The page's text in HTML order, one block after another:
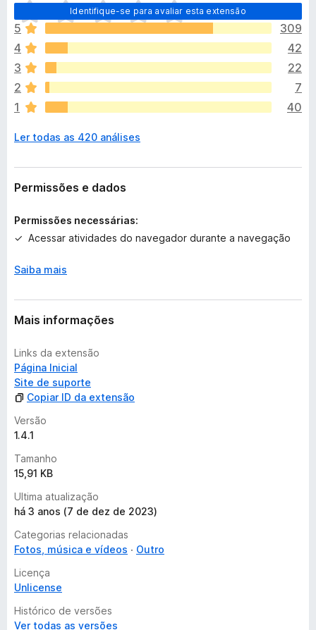
Identifique-se para avaliar esta extensão
A
i
n
d
a
n
ã
o
x
s
t
m
v
l
a
ç
e
s
5
309
4
42
3
22
2
7
1
40
Ler todas as 420 análises
Permissões e dados
Permissões necessárias:
Acessar atividades do navegador durante a navegação
Saiba mais
Mais informações
Links da extensão
Página Inicial
Site de suporte
Copiar ID da extensão
Versão
1.4.1
Tamanho
15,91 KB
Ultima atualização
há 3 anos (7 de dez de 2023)
Categorias relacionadas
Fotos, música e vídeos
Outro
Licença
Unlicense
Histórico de versões
Ver todas as versões